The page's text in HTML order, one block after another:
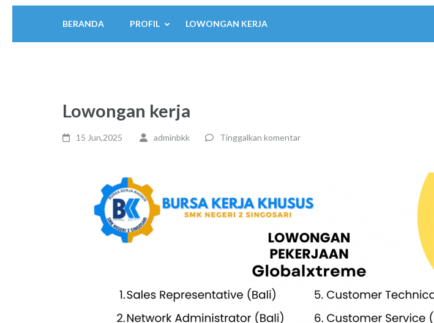
BERANDA PROFIL LOWONGAN KERJA
Lowongan kerja
15 Jun,2025 adminbkk Tinggalkan komentar